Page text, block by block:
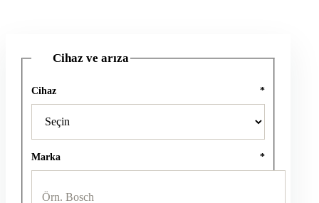
Cihaz ve arıza
Cihaz *
Marka *